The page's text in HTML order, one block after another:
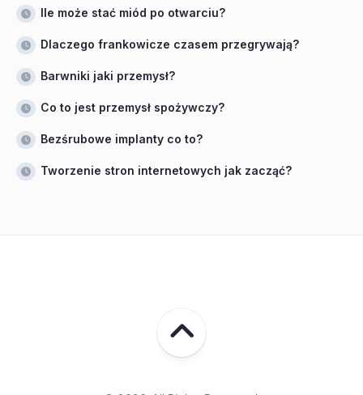
Ile może stać miód po otwarciu?
Dlaczego frankowicze czasem przegrywają?
Barwniki jaki przemysł?
Co to jest przemysł spożywczy?
Bezśrubowe implanty co to?
Tworzenie stron internetowych jak zacząć?